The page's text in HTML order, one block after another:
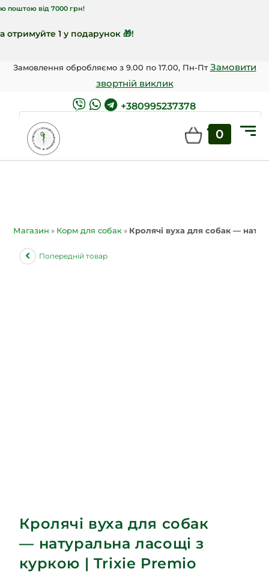
від 7000 грн!
1 у подарунок🎁!
Замовлення обробляємо з 9.00 по 17.00, Пн-ПтЗамовити
звортній виклик
+380995237378
0
Магазин » Корм для собак» Кролячі вуха для собак —
Попередній товар
Кролячі вуха для собак
— натуральна ласощі з
куркою | Trixie Premio